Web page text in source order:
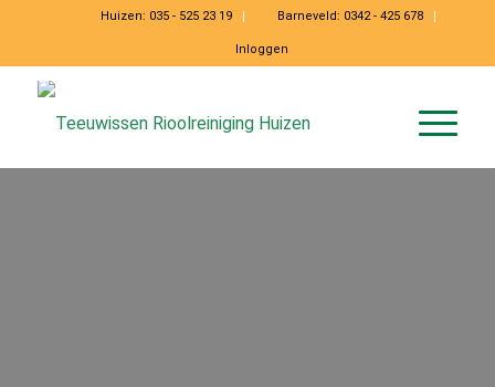
Huizen: 035 - 525 23 19 Barneveld: 0342 - 425 678
Inloggen